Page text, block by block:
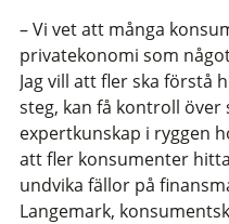
– Vi vet att många
privatekonomi som
Jag vill att fler ska förstå
steg, kan få kontroll över
expertkunskap i ryggen
att fler konsumenter
undvika fällor på
Langemark,